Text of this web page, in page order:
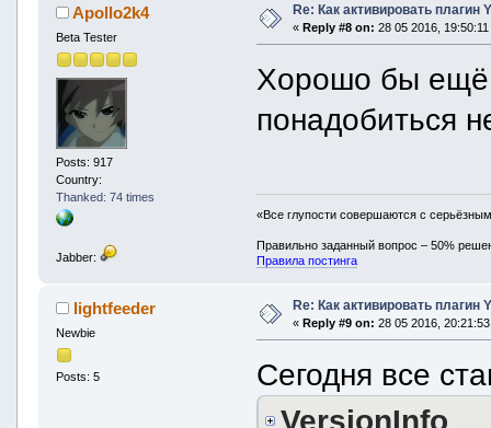
Apollo2k4
Beta Tester
Posts: 917
Country:
Thanked: 74 times
Jabber:
Re: Как активировать плагин
« Reply #8 on: 28 05 2016, 19:50:11
Хорошо бы ещё
понадобиться
«Все глупости совершаются с
Правильно заданный вопрос – 50%
Правила постинга
lightfeeder
Newbie
Posts: 5
Re: Как активировать плагин
« Reply #9 on: 28 05 2016,
Сегодня все
VersionInfo